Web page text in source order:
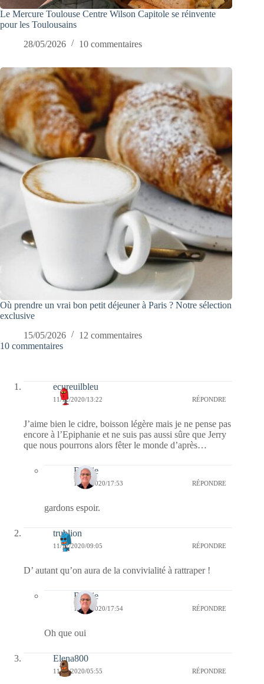
Le Mercure Toulouse Centre Wilson Capitole se réinvente
pour les Toulousains
28/05/2026
10 commentaires
Où prendre un vrai bon petit déjeuner à Paris ? Notre sélection
exclusive
15/05/2026
12 commentaires
10 commentaires
ecureuilbleu
11/12/2020/13:22 RÉPONDRE
J’aime bien le cidre, boisson légère mais je ne pense pas
encore à l’Epiphanie et ne suis pas aussi sûre que Jerry
que nous pourrons alors fêter le monde d’après…
Bernie
11/12/2020/17:53 RÉPONDRE
gardons espoir.
trublion
11/12/2020/09:05 RÉPONDRE
D’ autant qu’on aura de la convivialité à rattraper !
Bernie
11/12/2020/17:54 RÉPONDRE
Oh que oui
Elena800
11/12/2020/05:55 RÉPONDRE